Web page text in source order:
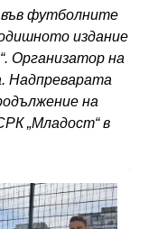
футболните
издание
Организатор на
Надпреварата
на
„Младост“ в